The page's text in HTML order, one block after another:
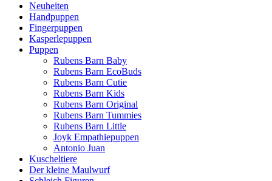
Neuheiten
Handpuppen
Fingerpuppen
Kasperlepuppen
Puppen
Rubens Barn Baby
Rubens Barn EcoBuds
Rubens Barn Cutie
Rubens Barn Kids
Rubens Barn Original
Rubens Barn Tummies
Rubens Barn Little
Joyk Empathiepuppen
Antonio Juan
Kuscheltiere
Der kleine Maulwurf